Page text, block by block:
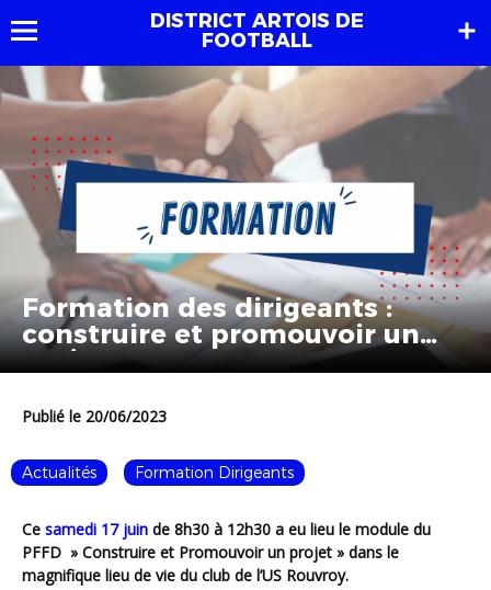
DISTRICT ARTOIS DE
FOOTBALL
Formation des dirigeants :
construire et promouvoir un
projet
Publié le 20/06/2023
Actualités Formation Dirigeants
Ce samedi 17 juin de 8h30 à 12h30 a eu lieu le module du
PFFD » Construire et Promouvoir un projet » dans le
magnifique lieu de vie du club de l’US Rouvroy.